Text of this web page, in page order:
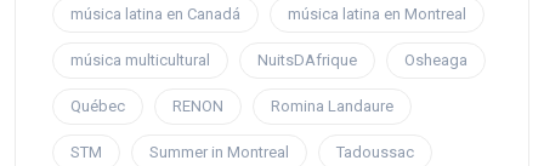
música latina en Canadá música latina en Montreal
música multicultural NuitsDAfrique Osheaga
Québec RENON Romina Landaure
STM Summer in Montreal Tadoussac